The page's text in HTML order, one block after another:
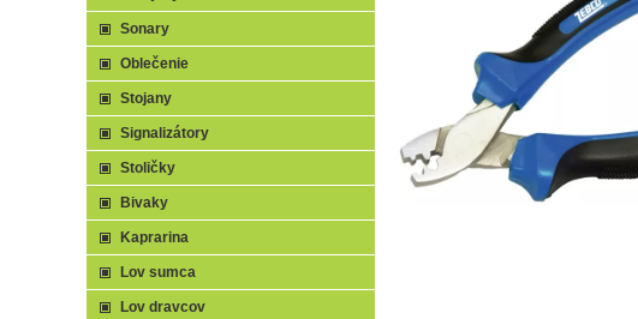
Sonary
Oblečenie
Stojany
Signalizátory
Stoličky
Bivaky
Kaprarina
Lov sumca
Lov dravcov